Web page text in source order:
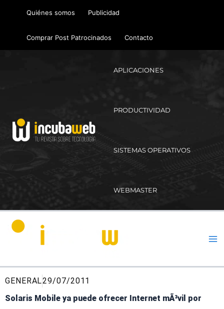
Quiénes somos Publicidad
Comprar Post Patrocinados Contacto
APLICACIONES
PRODUCTIVIDAD
SISTEMAS OPERATIVOS
WEBMASTER
GENERAL29/07/2011
Solaris Mobile ya puede ofrecer Internet mÃ³vil por